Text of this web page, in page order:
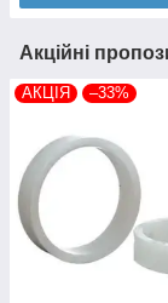
Акційні
АКЦІЯ –33%